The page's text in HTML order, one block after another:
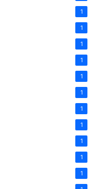
1
1
1
1
1
1
1
1
1
1
1